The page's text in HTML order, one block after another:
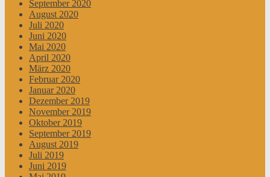
September 2020
August 2020
Juli 2020
Juni 2020
Mai 2020
April 2020
März 2020
Februar 2020
Januar 2020
Dezember 2019
November 2019
Oktober 2019
September 2019
August 2019
Juli 2019
Juni 2019